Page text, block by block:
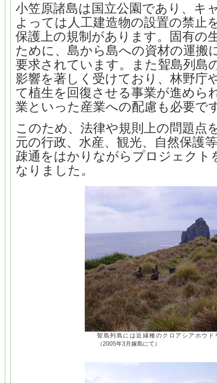
小笠原諸島は国立公園であり、キ
よっては人工建造物の設置の禁止
保護上の規制があります。固有の
ために、島から島への資材の運搬
要求されています。また聟島列島
影響を著しく受けており、林野庁
て植生を回復させる事業が進めら
業といった産業への配慮も必要で
このため、法律や規則上の問題点
元の行政、水産、観光、自然保護
疎通をはかりながらプロジェクト
なりました。
聟島列島には近縁種のクロアシアホウド
（2005年3月嫁島にて）